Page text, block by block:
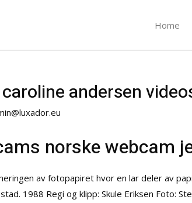
Home
andersen
norske webcam
av fotopapiret hvor en lar deler av
1988 Regi og klipp: Skule Eriksen Foto: